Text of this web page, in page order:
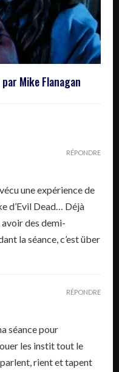
Mike Flanagan
une expérience de
d’Evil Dead… Déjà
des demi-
la séance, c’est über
RÉPONDRE
séance pour
les instit tout le
rient et tapent
RÉPONDRE